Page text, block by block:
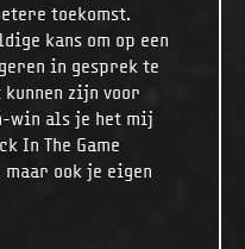
toekomst.
kans om op een
in gesprek te
zijn voor
win als je het mij
In The Game
ook je eigen